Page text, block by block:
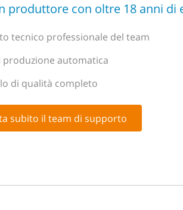
produttore con oltre 18 anni di
tecnico professionale del team
produzione automatica
di qualità completo
subito il team di supporto